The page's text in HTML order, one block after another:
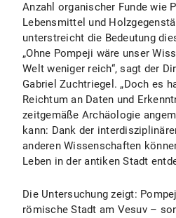
Anzahl organischer Funde wie
Lebensmittel und
unterstreicht die Bedeutung
„Ohne Pompeji wäre unser
Welt weniger reich“, sagt der
Gabriel Zuchtriegel. „Doch es
Reichtum an Daten und
zeitgemäße Archäologie
kann: Dank der
anderen Wissenschaften
Leben in der antiken Stadt
Die Untersuchung zeigt:
römische Stadt am Vesuv –